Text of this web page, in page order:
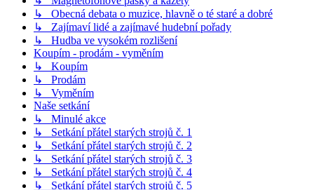
↳ Obecná debata o muzice, hlavně o té staré a dobré
↳ Zajímaví lidé a zajímavé hudební pořady
↳ Hudba ve vysokém rozlišení
Koupím - prodám - vyměním
↳ Koupím
↳ Prodám
↳ Vyměním
Naše setkání
↳ Minulé akce
↳ Setkání přátel starých strojů č. 1
↳ Setkání přátel starých strojů č. 2
↳ Setkání přátel starých strojů č. 3
↳ Setkání přátel starých strojů č. 4
↳ Setkání přátel starých strojů č. 5